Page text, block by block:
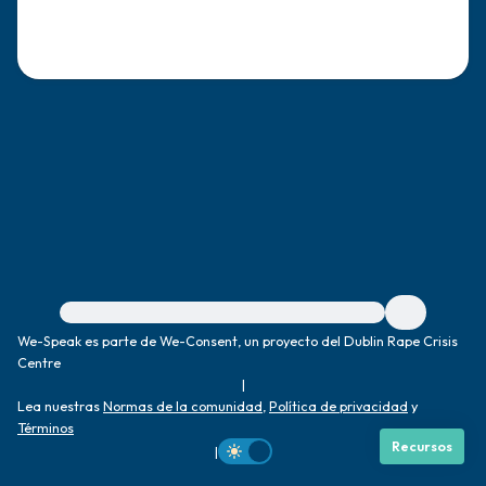
Para obtener ayuda inmediata, visite {{resource}}
We-Speak es parte de We-Consent, un proyecto del Dublin Rape Crisis
Centre
|
Lea nuestrasNormas de la comunidad Política de privacidad y
Términos
|
Recursos
4 – cosas que puedes sentir (¿qué hay
Respira hondo para terminar.